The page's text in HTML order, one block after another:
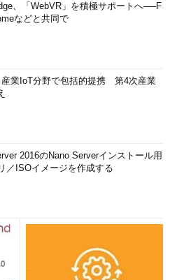
、「WebVR」を積極サポートへ──F
などと共同で
産業IoT分野で包括的提携 第4次産業
2016のNano Serverインストール用
／ISOイメージを作成する